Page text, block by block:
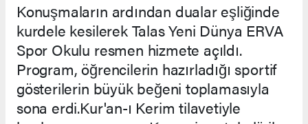
Konuşmaların ardından dualar eşliğinde
kurdele kesilerek Talas Yeni Dünya ERVA
Spor Okulu resmen hizmete açıldı.
Program, öğrencilerin hazırladığı sportif
gösterilerin büyük beğeni toplamasıyla
sona erdi.Kur'an-ı Kerim tilavetiyle